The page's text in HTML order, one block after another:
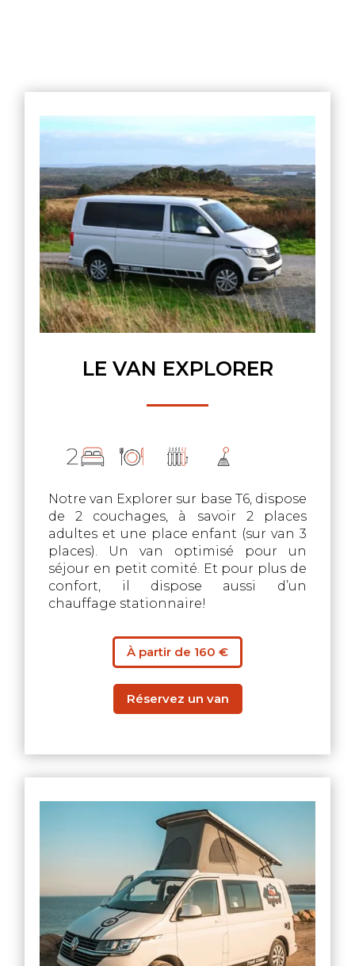
LE VAN EXPLORER
Notre van Explorer sur base T6, dispose
de 2 couchages, à savoir 2 places
adultes et une place enfant (sur van 3
places). Un van optimisé pour un
séjour en petit comité. Et pour plus de
confort, il dispose aussi d’un
chauffage stationnaire!
À partir de 160 €
Réservez un van